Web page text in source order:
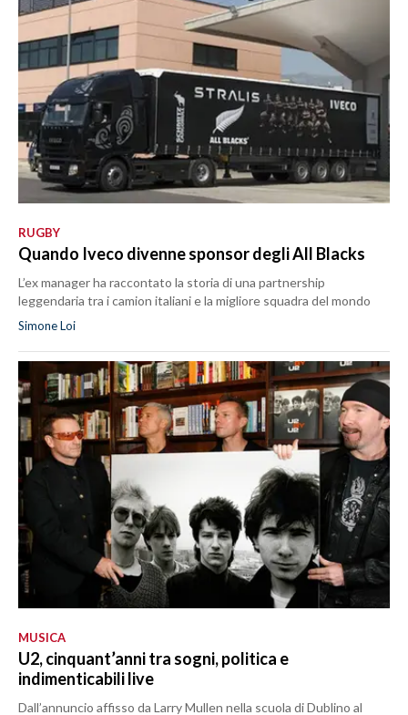
RUGBY
Quando Iveco divenne sponsor degli All Blacks
L’ex manager ha raccontato la storia di una partnership
leggendaria tra i camion italiani e la migliore squadra del mondo
Simone Loi
MUSICA
U2, cinquant’anni tra sogni, politica e
indimenticabili live
Dall’annuncio affisso da Larry Mullen nella scuola di Dublino al